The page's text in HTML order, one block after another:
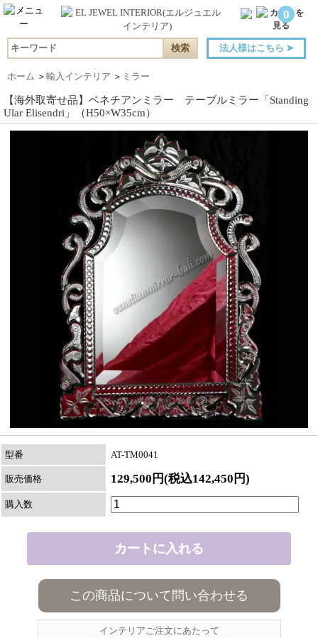
0
法人様はこちら ➤
ホーム ＞ 輸入インテリア ＞ ミラー
【海外取寄せ品】ベネチアンミラー テーブルミラー「Standing
Ular Elisendri」（H50×W35cm）
型番 AT-TM0041
販売価格 129,500円(税込142,450円)
購入数
この商品について問い合わせる
インテリアご注文にあたって